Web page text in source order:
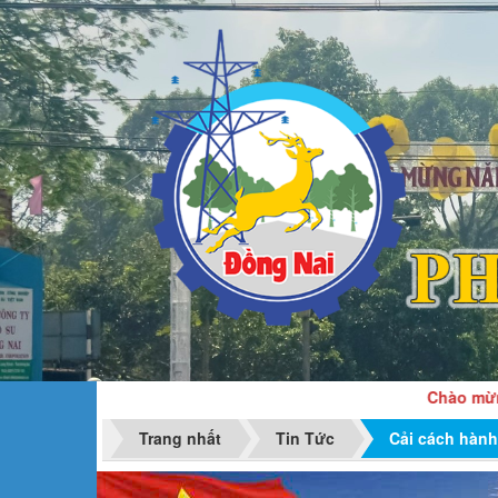
Chào mừng dịp
Trang nhất
Tin Tức Cải cách